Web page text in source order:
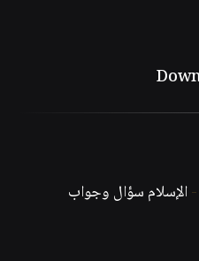
-الإسلام سؤال وجواب